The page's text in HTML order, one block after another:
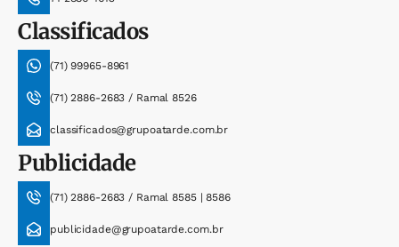
Classificados
(71) 99965-8961
(71) 2886-2683 / Ramal 8526
classificados@grupoatarde.com.br
Publicidade
(71) 2886-2683 / Ramal 8585 | 8586
publicidade@grupoatarde.com.br